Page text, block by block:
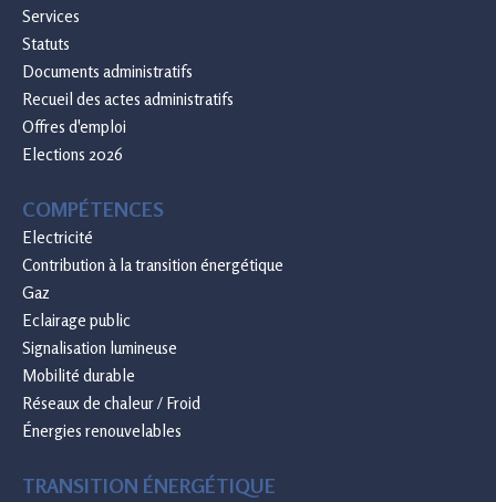
Services
Statuts
Documents administratifs
Recueil des actes administratifs
Offres d'emploi
Elections 2026
COMPÉTENCES
Electricité
Contribution à la transition énergétique
Gaz
Eclairage public
Signalisation lumineuse
Mobilité durable
Réseaux de chaleur / Froid
Énergies renouvelables
TRANSITION ÉNERGÉTIQUE